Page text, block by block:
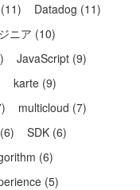
(11) Datadog (11)
ニア (10)
) JavaScript (9)
karte (9)
) multicloud (7)
(6) SDK (6)
(6)
(5)